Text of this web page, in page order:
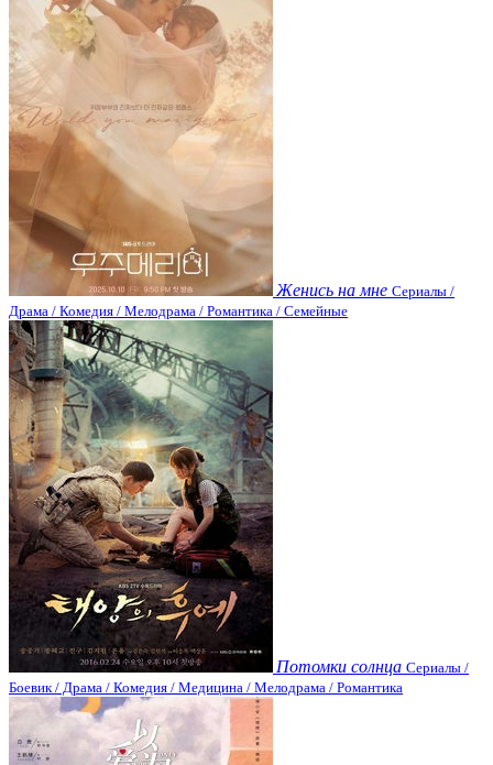
Женись на мне Сериалы /
Драма / Комедия / Мелодрама / Романтика / Семейные
Потомки солнца Сериалы /
Боевик / Драма / Комедия / Медицина / Мелодрама / Романтика